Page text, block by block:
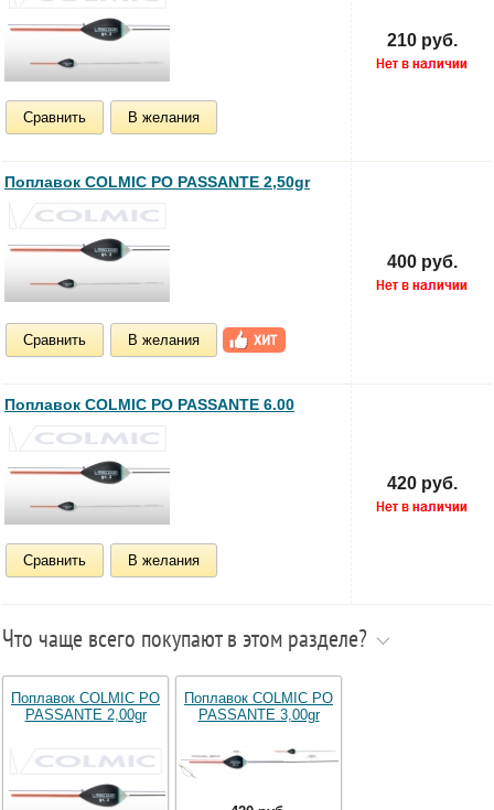
Сравнить В желания
210 руб.
Поплавок COLMIC PO PASSANTE 2,50gr
Сравнить В желания
400 руб.
Поплавок COLMIC PO PASSANTE 6.00
Сравнить В желания
420 руб.
Что чаще всего покупают в этом разделе?
Поплавок COLMIC PO
PASSANTE 2,00gr
Поплавок COLMIC PO
PASSANTE 3,00gr